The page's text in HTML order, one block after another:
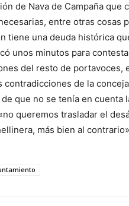
de Nava de Campaña que
entre otras cosas
tiene una deuda histórica
unos minutos para
del resto de portavoces,
contradicciones de la
que no se tenía en cuenta
queremos trasladar el
más bien al